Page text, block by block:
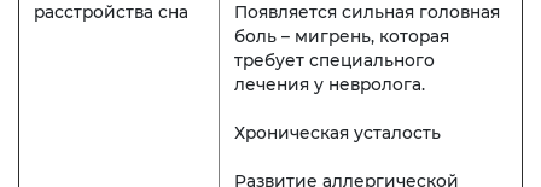
расстройства сна
Появляется сильная головная
боль – мигрень, которая
требует специального
лечения у невролога.
Хроническая усталость
Развитие аллергической